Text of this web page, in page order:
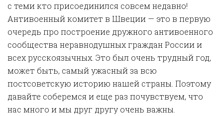
с теми кто присоединился совсем недавно!
Антивоенный комитет в Швеции — это в первую
очередь про построение дружного антивоенного
сообщества неравнодушных граждан России и
всех русскоязычных. Это был очень трудный год,
может быть, самый ужасный за всю
постсоветскую историю нашей страны. Поэтому
давайте соберемся и еще раз почувствуем, что
нас много и мы друг другу очень важны.